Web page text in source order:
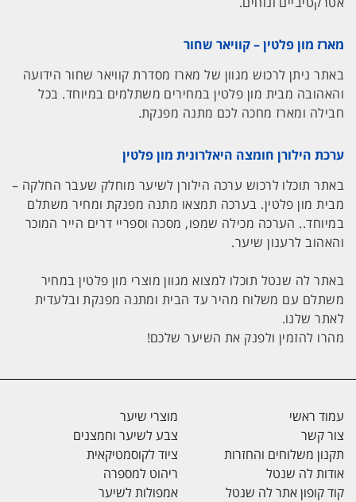
מארז מון פלטין – קוויאר שחור
באתר ניתן לרכוש מגוון של מארז מסדרת קוויאר שחור הידועה
והאהובה מבית מון פלטין במחירים משתלמים במיוחד. בכל
חבילה ומארז מחכה לכם מתנה מפנקת.
ערכת הילורן חומצה היאלרונית מון פלטין
באתר תוכלו לרכוש ערכה הילורן לשיער מוחלק שעבר החלקה –
מבית מון פלטין. בערכה תמצאו מתנה מפנקת ומחיר משתלם
במיוחד.. הערכה מכילה שמפו, מסכה וספריי דרים הייר המוכר
והאהוב לרענון שיער.
באתר לה שנטל תוכלו למצוא מגוון מוצרי מון פלטין במחיר
משתלם עם משלוח מהיר עד הבית ומתנה מפנקת ובלעדית
לאתר שלנו.
מהרו להזמין ולפנק את השיער שלכם!
עמוד ראשי
צור קשר
תקנון משלוחים והחזרות
אודות לה שנטל
קוד קופון אתר לה שנטל
מוצרי שיער
צבע לשיער וחמצנים
ציוד לקוסמטיקאית
ריהוט למספרה
אמפולות לשיער